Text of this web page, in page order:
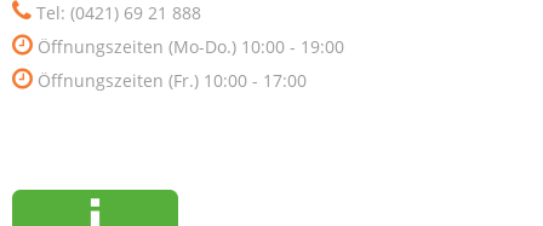
Tel: (0421) 69 21 888
Öffnungszeiten (Mo-Do.) 10:00 - 19:00
Öffnungszeiten (Fr.) 10:00 - 17:00